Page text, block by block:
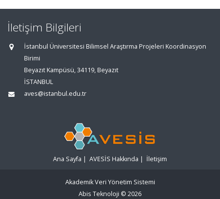
İletişim Bilgileri
İstanbul Üniversitesi Bilimsel Araştırma Projeleri Koordinasyon
Birimi
Beyazıt Kampüsü, 34119, Beyazıt
İSTANBUL
aves@istanbul.edu.tr
Ana Sayfa | AVESİS Hakkında | İletişim
Akademik Veri Yönetim Sistemi
Abis Teknoloji © 2026